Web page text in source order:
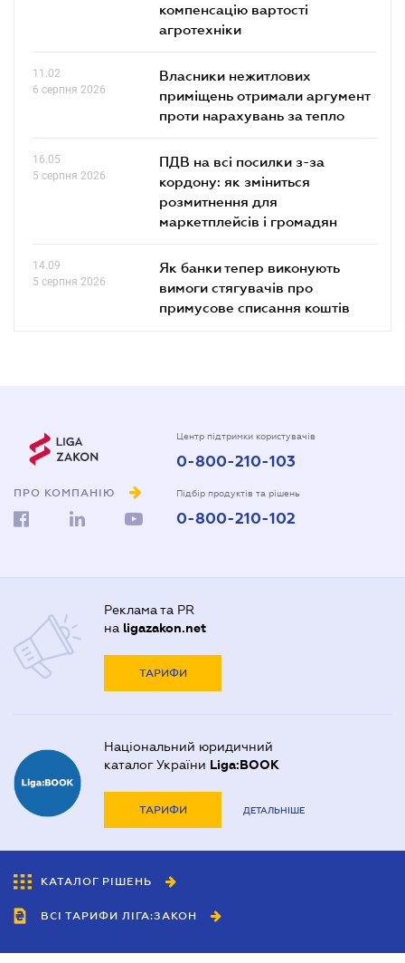
компенсацію вартості
агротехніки
11.02
6 серпня 2026
Власники нежитлових
приміщень отримали аргумент
проти нарахувань за тепло
16.05
5 серпня 2026
ПДВ на всі посилки з-за
кордону: як зміниться
розмитнення для
маркетплейсів і громадян
14.09
5 серпня 2026
Як банки тепер виконують
вимоги стягувачів про
примусове списання коштів
ПРО КОМПАНІЮ
Центр підтримки користувачів
0-800-210-103
Підбір продуктів та рішень
0-800-210-102
Реклама та PR
на ligazakon.net
ТАРИФИ
Національний юридичний
каталог України Liga:BOOK
ТАРИФИ ДЕТАЛЬНІШЕ
КАТАЛОГ РІШЕНЬ
ВСІ ТАРИФИ ЛІГА:ЗАКОН